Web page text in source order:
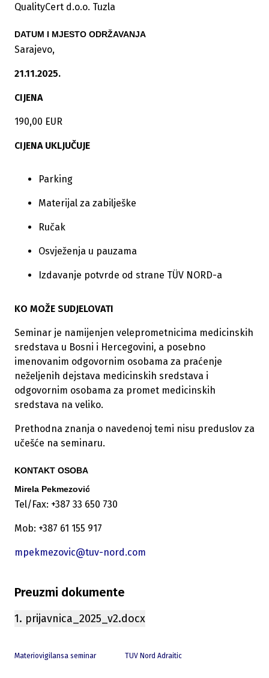
QualityCert d.o.o. Tuzla
DATUM I MJESTO ODRŽAVANJA
Sarajevo,
21.11.2025.
CIJENA
190,00 EUR
CIJENA UKLJUČUJE
Parking
Materijal za zabilješke
Ručak
Osvježenja u pauzama
Izdavanje potvrde od strane TÜV NORD-a
KO MOŽE SUDJELOVATI
Seminar je namijenjen veleprometnicima medicinskih
sredstava u Bosni i Hercegovini, a posebno
imenovanim odgovornim osobama za praćenje
neželjenih dejstava medicinskih sredstava i
odgovornim osobama za promet medicinskih
sredstava na veliko.
Prethodna znanja o navedenoj temi nisu preduslov za
učešće na seminaru.
KONTAKT OSOBA
Mirela Pekmezović
Tel/Fax: +387 33 650 730
Mob: +387 61 155 917
mpekmezovic@tuv-nord.com
Preuzmi dokumente
1. prijavnica_2025_v2.docx
Materiovigilansa seminar TUV Nord Adraitic